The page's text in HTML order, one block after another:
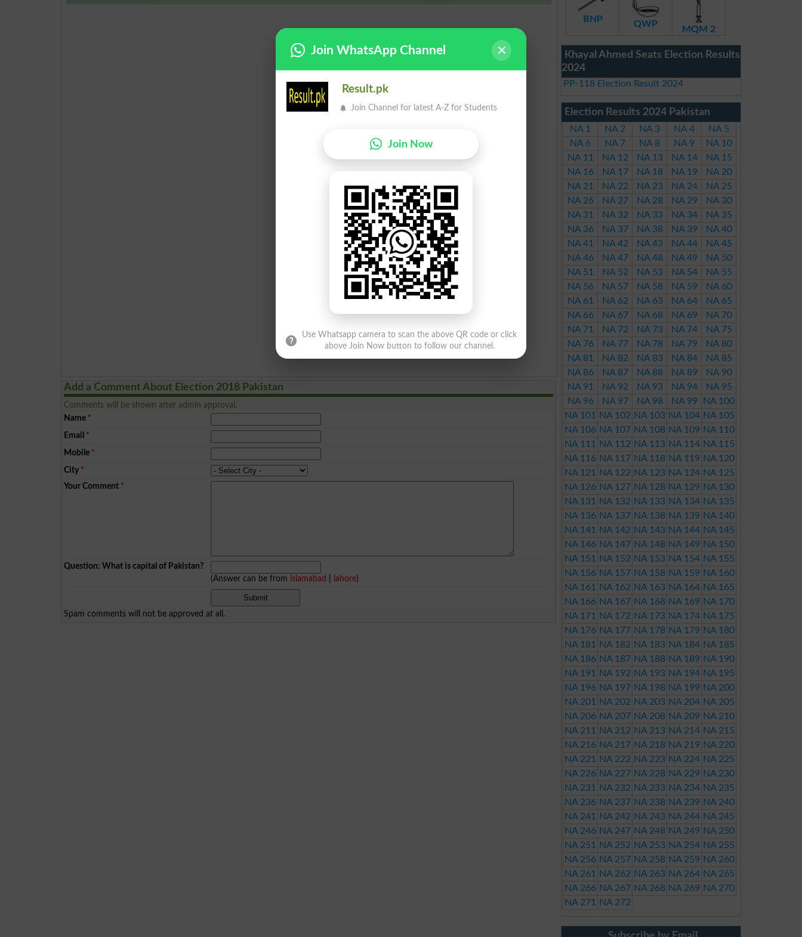
Add a Comment About Election 2018 Pakistan
Comments will be shown after admin approval.
Name *
Email *
Mobile *
City *
Your Comment *
Question: What is capital of Pakistan?
(Answer can be from islamabad lahore)
Spam comments will not be approved at all.
BNP QWP
MQM 2
Khayal Ahmed Seats Election Results
2024
PP-118 Election Result 2024
Election Results 2024 Pakistan
NA 1 NA 2 NA 3 NA 4
NA 5
NA 6
NA 7 NA 8 NA 9
NA 10
NA 11
NA 12 NA 13 NA 14
NA 15
NA 16
NA 17 NA 18 NA 19
NA 20
NA 21
NA 22 NA 23 NA 24
NA 25
NA 26
NA 27 NA 28 NA 29
NA 30
NA 31
NA 32 NA 33 NA 34
NA 35
NA 36
NA 37 NA 38 NA 39
NA 40
NA 41
NA 42 NA 43 NA 44
NA 45
NA 46
NA 47 NA 48 NA 49
NA 50
NA 51
NA 52 NA 53 NA 54
NA 55
NA 56
NA 57 NA 58 NA 59
NA 60
NA 61
NA 62 NA 63 NA 64
NA 65
NA 66
NA 67 NA 68 NA 69
NA 70
NA 71
NA 72 NA 73 NA 74
NA 75
NA 76
NA 77 NA 78 NA 79
NA 80
NA 81
NA 82 NA 83 NA 84
NA 85
NA 86
NA 87 NA 88 NA 89
NA 90
NA 91
NA 92 NA 93 NA 94
NA 95
NA 96
NA 97 NA 98 NA 99
NA 100
NA 101
NA 102 NA 103 NA 104 NA 105
NA 106 NA 107 NA 108 NA 109 NA 110
NA 111
NA 112 NA 113 NA 114 NA 115
NA 116 NA 117 NA 118 NA 119 NA 120
NA 121
NA 122 NA 123 NA 124 NA 125
NA 126 NA 127 NA 128 NA 129 NA 130
NA 131
NA 132 NA 133 NA 134 NA 135
NA 136 NA 137 NA 138 NA 139 NA 140
NA 141
NA 142 NA 143 NA 144 NA 145
NA 146 NA 147 NA 148 NA 149 NA 150
NA 151
NA 152 NA 153 NA 154 NA 155
NA 156 NA 157 NA 158 NA 159 NA 160
NA 161
NA 162 NA 163 NA 164 NA 165
NA 166 NA 167 NA 168 NA 169 NA 170
NA 171
NA 172 NA 173 NA 174 NA 175
NA 176 NA 177 NA 178 NA 179 NA 180
NA 181
NA 182 NA 183 NA 184 NA 185
NA 186 NA 187 NA 188 NA 189 NA 190
NA 191
NA 192 NA 193 NA 194 NA 195
NA 196 NA 197 NA 198 NA 199 NA 200
NA 201
NA 202 NA 203 NA 204 NA 205
NA 206 NA 207 NA 208 NA 209 NA 210
NA 211
NA 212 NA 213 NA 214 NA 215
NA 216 NA 217 NA 218 NA 219 NA 220
NA 221
NA 222 NA 223 NA 224 NA 225
NA 226 NA 227 NA 228 NA 229 NA 230
NA 231
NA 232 NA 233 NA 234 NA 235
NA 236 NA 237 NA 238 NA 239 NA 240
NA 241
NA 242 NA 243 NA 244 NA 245
NA 246 NA 247 NA 248 NA 249 NA 250
NA 251
NA 252 NA 253 NA 254 NA 255
NA 256 NA 257 NA 258 NA 259 NA 260
NA 261
NA 262 NA 263 NA 264 NA 265
NA 266 NA 267 NA 268 NA 269 NA 270
NA 271
NA 272
Join WhatsApp Channel
Result.pk
Join Channel for latest A-Z for Students
Join Now
Use Whatsapp camera to scan the above QR code or click
above Join Now button to follow our channel.